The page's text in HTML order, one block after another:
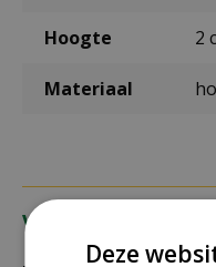
Hoogte 2
Materiaal
Verzending
Deze